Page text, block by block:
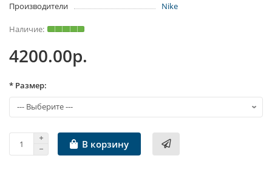
Производители
Nike
4200.00р.
* Размер:
В корзину